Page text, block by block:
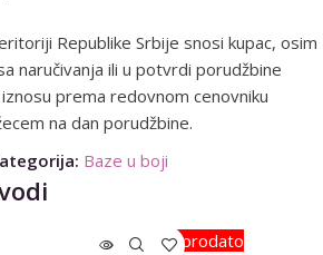
Republike Srbije snosi kupac, osim
naručivanja ili u potvrdi porudžbine
prema redovnom cenovniku
na dan porudžbine.
Baze u boji
Rasprodato